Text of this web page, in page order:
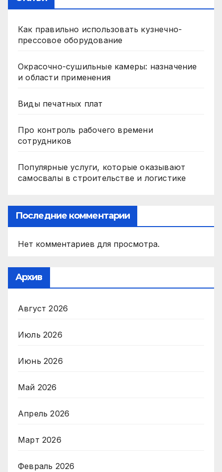
Как правильно использовать кузнечно-
прессовое оборудование
Окрасочно-сушильные камеры: назначение
и области применения
Виды печатных плат
Про контроль рабочего времени
сотрудников
Популярные услуги, которые оказывают
самосвалы в строительстве и логистике
Последние комментарии
Нет комментариев для просмотра.
Архив
Август 2026
Июль 2026
Июнь 2026
Май 2026
Апрель 2026
Март 2026
Февраль 2026